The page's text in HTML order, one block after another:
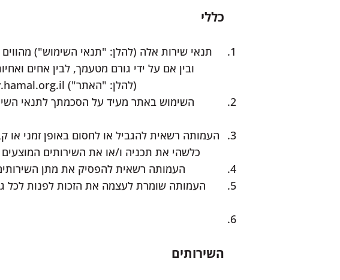
כללי
תנאי שירות אלה (להלן: "תנאי השימוש")
ובין אם על ידי גורם מטעמך, לבין אחים
(להלן: "האתר")
השימוש באתר מעיד על הסכמתך לתנאי
העמותה רשאית להגביל או לחסום באופן זמני
כלשהי את תכניה ו/או את השירותים
העמותה רשאית להפסיק את מתן
העמותה שומרת לעצמה את הזכות לפנות לכל
השירותים